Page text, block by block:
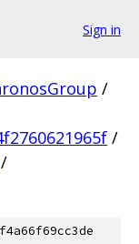
Sign in
/
/
/